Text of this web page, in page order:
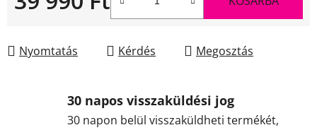
Nyomtatás Kérdés Megosztás
30 napos visszaküldési jog
30 napon belül visszaküldheti termékét,